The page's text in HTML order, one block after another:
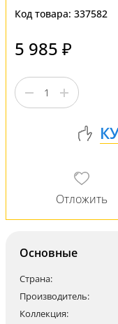
Код товара: 337582
5 985 ₽
Основные
Страна:
Производитель:
Коллекция: